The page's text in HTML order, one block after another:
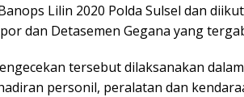
Lilin 2020 Polda Sulsel dan
dan Detasemen Gegana yang
tersebut dilaksanakan
personil, peralatan dan